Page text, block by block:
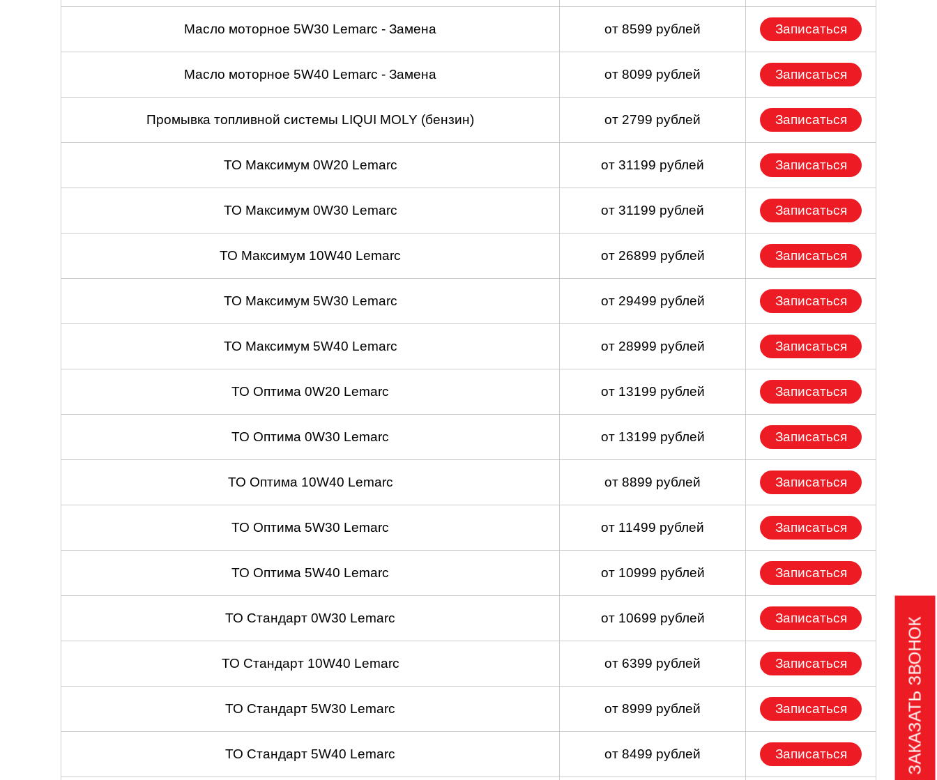
Масло моторное 5W30 Lemarc - Замена от 8599 рублей Записаться
Масло моторное 5W40 Lemarc - Замена от 8099 рублей Записаться
Промывка топливной системы LIQUI MOLY (бензин) от 2799 рублей Записаться
ТО Максимум 0W20 Lemarc от 31199 рублей Записаться
ТО Максимум 0W30 Lemarc от 31199 рублей Записаться
ТО Максимум 10W40 Lemarc от 26899 рублей Записаться
ТО Максимум 5W30 Lemarc от 29499 рублей Записаться
ТО Максимум 5W40 Lemarc от 28999 рублей Записаться
ТО Оптима 0W20 Lemarc от 13199 рублей Записаться
ТО Оптима 0W30 Lemarc от 13199 рублей Записаться
ТО Оптима 10W40 Lemarc от 8899 рублей Записаться
ТО Оптима 5W30 Lemarc от 11499 рублей Записаться
ТО Оптима 5W40 Lemarc от 10999 рублей Записаться
ТО Стандарт 0W30 Lemarc от 10699 рублей Записаться
ТО Стандарт 10W40 Lemarc от 6399 рублей Записаться
ТО Стандарт 5W30 Lemarc от 8999 рублей Записаться
ТО Стандарт 5W40 Lemarc от 8499 рублей Записаться ЗАКАЗАТЬ ЗВОНОК